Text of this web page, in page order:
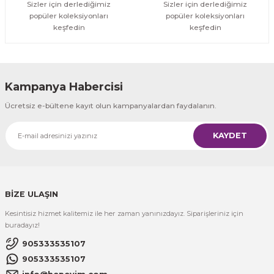
Sizler için derlediğimiz
popüler koleksiyonları
keşfedin
Sizler için derlediğimiz
popüler koleksiyonları
keşfedin
Kampanya Habercisi
Ücretsiz e-bültene kayıt olun kampanyalardan faydalanın.
KAYDET
BİZE ULAŞIN
Kesintisiz hizmet kalitemiz ile her zaman yanınızdayız. Siparişleriniz için
buradayız!
905333535107
905333535107